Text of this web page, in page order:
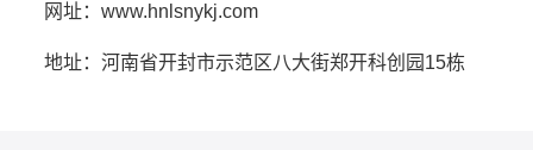
网址：www.hnlsnykj.com
地址：河南省开封市示范区八大街郑开科创园15栋